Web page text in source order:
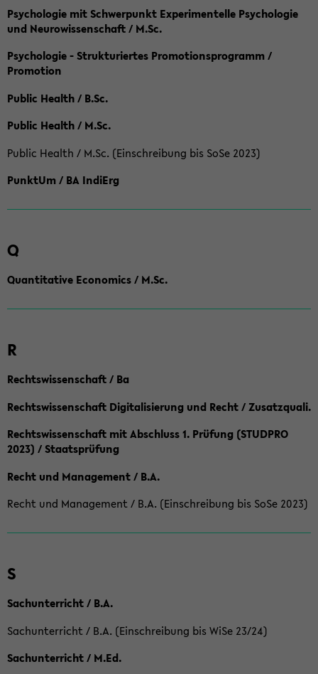
Psychologie mit Schwerpunkt Experimentelle Psychologie
und Neurowissenschaft / M.Sc.
Psychologie - Strukturiertes Promotionsprogramm /
Promotion
Public Health / B.Sc.
Public Health / M.Sc.
Public Health / M.Sc. (Einschreibung bis SoSe 2023)
PunktUm / BA IndiErg
Q
Quantitative Economics / M.Sc.
R
Rechtswissenschaft / Ba
Rechtswissenschaft Digitalisierung und Recht / Zusatzquali.
Rechtswissenschaft mit Abschluss 1. Prüfung (STUDPRO
2023) / Staatsprüfung
Recht und Management / B.A.
Recht und Management / B.A. (Einschreibung bis SoSe 2023)
S
Sachunterricht / B.A.
Sachunterricht / B.A. (Einschreibung bis WiSe 23/24)
Sachunterricht / M.Ed.